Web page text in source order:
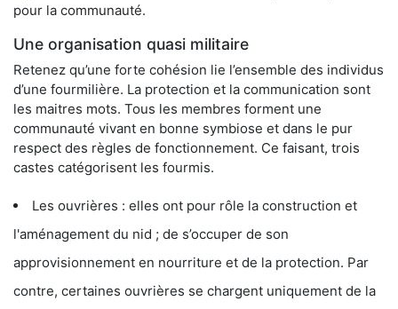
pour la communauté.
Une organisation quasi militaire
Retenez qu’une forte cohésion lie l’ensemble des individus
d’une fourmilière. La protection et la communication sont
les maitres mots. Tous les membres forment une
communauté vivant en bonne symbiose et dans le pur
respect des règles de fonctionnement. Ce faisant, trois
castes catégorisent les fourmis.
Les ouvrières : elles ont pour rôle la construction et
l'aménagement du nid ; de s’occuper de son
approvisionnement en nourriture et de la protection. Par
contre, certaines ouvrières se chargent uniquement de la